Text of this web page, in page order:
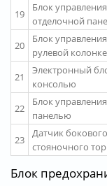
19
Блок
отделочной
20
Блок
рулевой колонке
21
Электронный
консолью
22
Блок
панелью
23
Датчик
стояночного
Блок